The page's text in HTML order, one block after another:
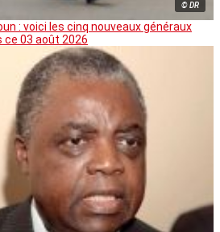
© DR
: voici les cinq nouveaux généraux
ce 03 août 2026